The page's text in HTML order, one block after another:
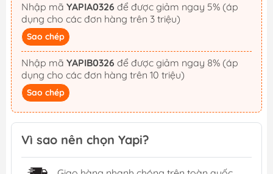
Nhập mã YAPIA0326
dụng cho các đơn hàng trên 3 triệu)
Sao chép
Nhập mã YAPIB0326
dụng cho các đơn hàng trên 10 triệu)
Sao chép
Vì sao nên chọn Yapi?